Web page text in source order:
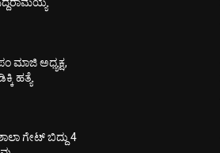
ಮಾಜಿ ಅಧ್ಯಕ್ಷ,
ಹತ್ಯೆ
ಗೇಟ್‌ ಬಿದ್ದು 4